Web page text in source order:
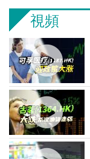
視頻